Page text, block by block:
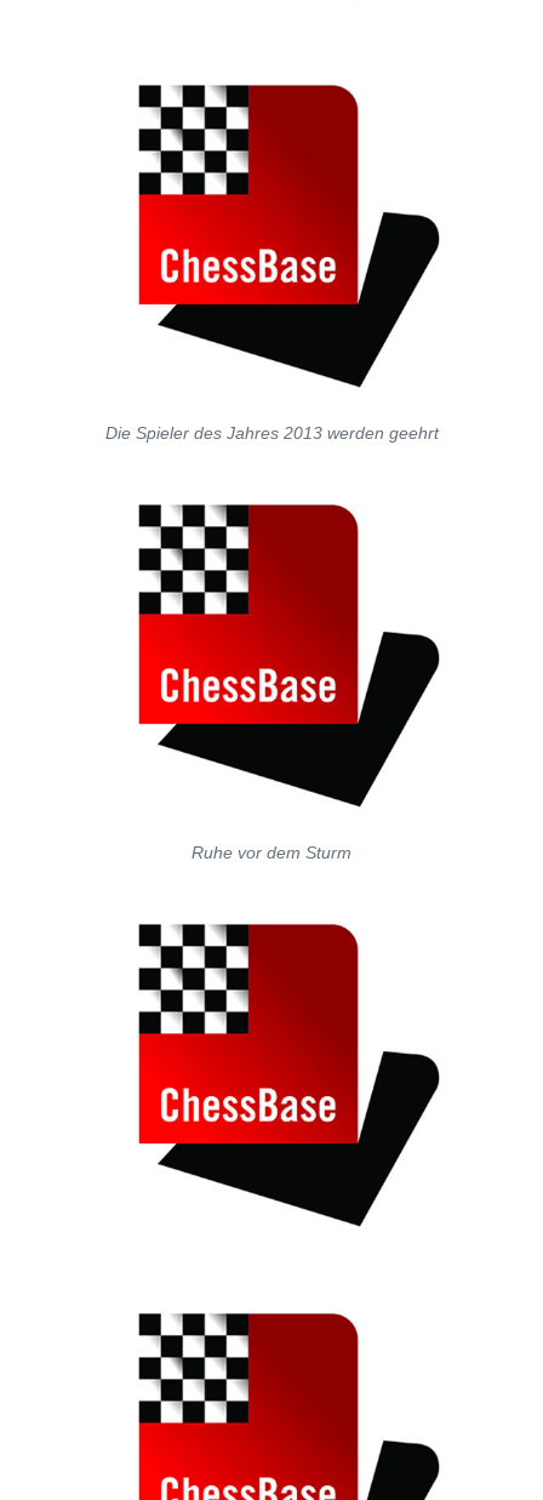
Die Spieler des Jahres 2013 werden geehrt
Ruhe vor dem Sturm